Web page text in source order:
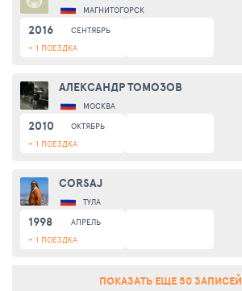
МАГНИТОГОРСК
2016
СЕНТЯБРЬ
+ 1 ПОЕЗДКА
АЛЕКСАНДР ТОМОЗОВ
МОСКВА
2010
ОКТЯБРЬ
+ 1 ПОЕЗДКА
CORSAJ
ТУЛА
1998
АПРЕЛЬ
+ 1 ПОЕЗДКА
ПОКАЗАТЬ ЕЩЕ 50 ЗАПИСЕЙ